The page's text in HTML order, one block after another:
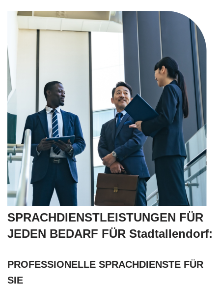
SPRACHDIENSTLEISTUNGEN FÜR
JEDEN BEDARF FÜR Stadtallendorf:
PROFESSIONELLE SPRACHDIENSTE FÜR
SIE